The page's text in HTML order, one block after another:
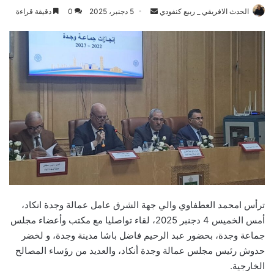
الحدث الافريقي _ ربيع كنفودي
Send5 دجنبر، 2025 0 دقيقة قراءة
ترأس امحمد العطفاوي والي جهة الشرق عامل عمالة وجدة انكاد،
أمس الخميس 4 دجنبر 2025، لقاء تواصليا مع مكتب وأعضاء مجلس
جماعة وجدة، بحضور عبد الرحيم فاضل باشا مدينة وجدة، و لخضر
حدوش رئيس مجلس عمالة وجدة أنكاد، والعديد من رؤساء المصالح
الخارجية.